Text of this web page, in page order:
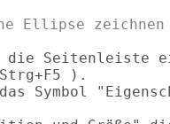
Ellipse zeichnen
Seitenleiste
).
Symbol